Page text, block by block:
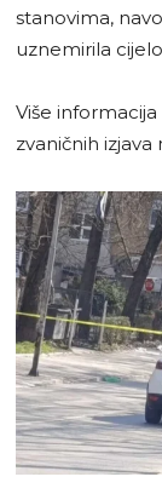
stanovima,
uznemirila
Više
zvaničnih izjava